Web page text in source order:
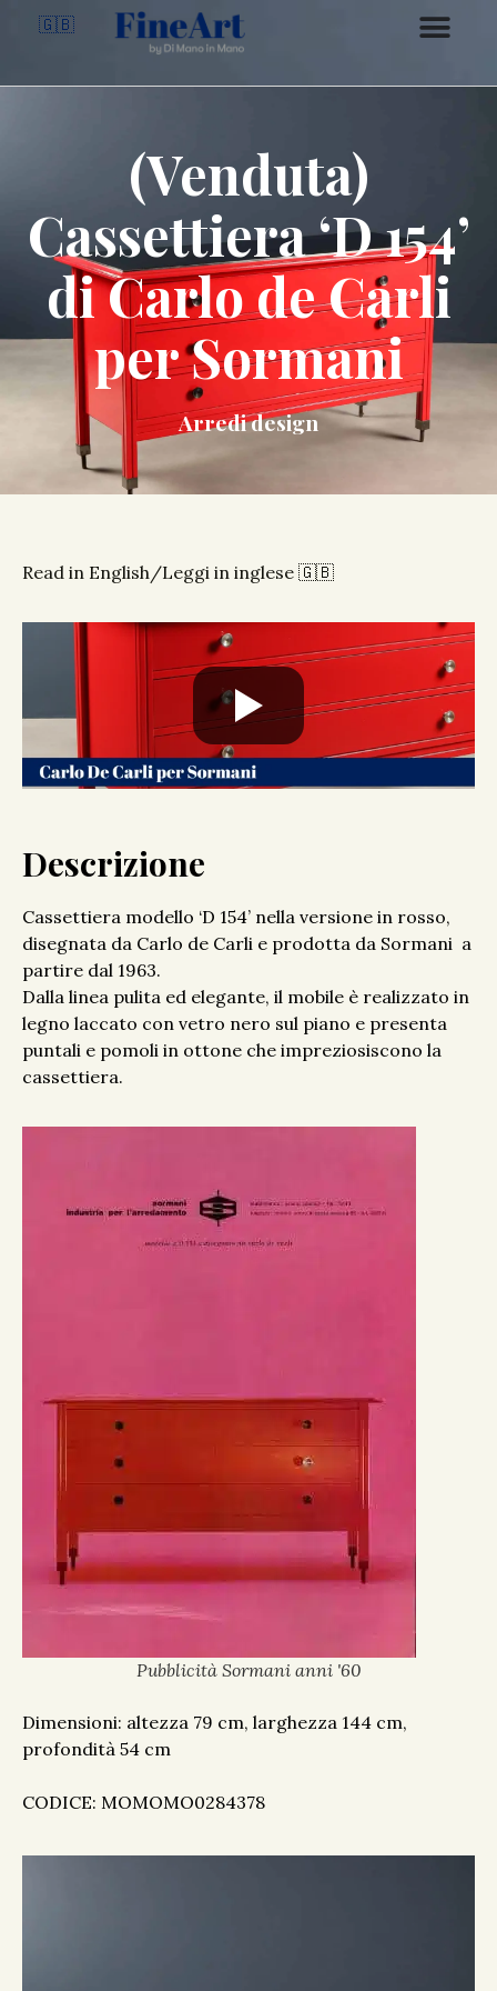
🇬🇧
(Venduta)
Cassettiera ‘D 154’
di Carlo de Carli
per Sormani
Arredi design
Read in English/Leggi in inglese 🇬🇧
Descrizione
Cassettiera modello ‘D 154’ nella versione in rosso,
disegnata da Carlo de Carli e prodotta da Sormani a
partire dal 1963.
Dalla linea pulita ed elegante, il mobile è realizzato in
legno laccato con vetro nero sul piano e presenta
puntali e pomoli in ottone che impreziosiscono la
cassettiera.
Pubblicità Sormani anni '60
Dimensioni: altezza 79 cm, larghezza 144 cm,
profondità 54 cm
CODICE: MOMOMO0284378